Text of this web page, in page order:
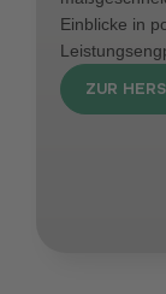
Einblicke in
ZUR